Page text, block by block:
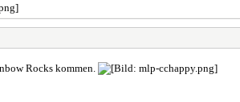
Rocks kommen.